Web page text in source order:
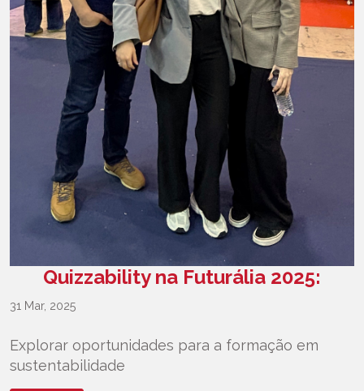
Quizzability na Futurália 2025:
31 Mar, 2025
Explorar oportunidades para a formação em
sustentabilidade